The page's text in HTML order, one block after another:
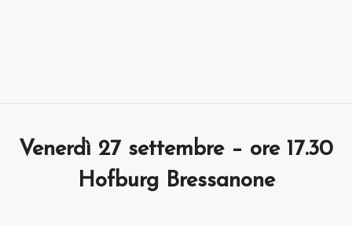
Venerdì 27 settembre – ore 17.30
Hofburg Bressanone